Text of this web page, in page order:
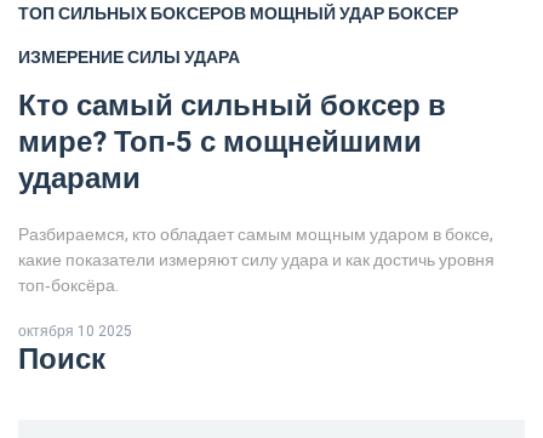
ТОП СИЛЬНЫХ БОКСЕРОВМОЩНЫЙ УДАР БОКСЕР
ИЗМЕРЕНИЕ СИЛЫ УДАРА
Кто самый сильный боксер в
мире? Топ‑5 с мощнейшими
ударами
Разбираемся, кто обладает самым мощным ударом в боксе,
какие показатели измеряют силу удара и как достичь уровня
топ‑боксёра.
октября 10 2025
Поиск